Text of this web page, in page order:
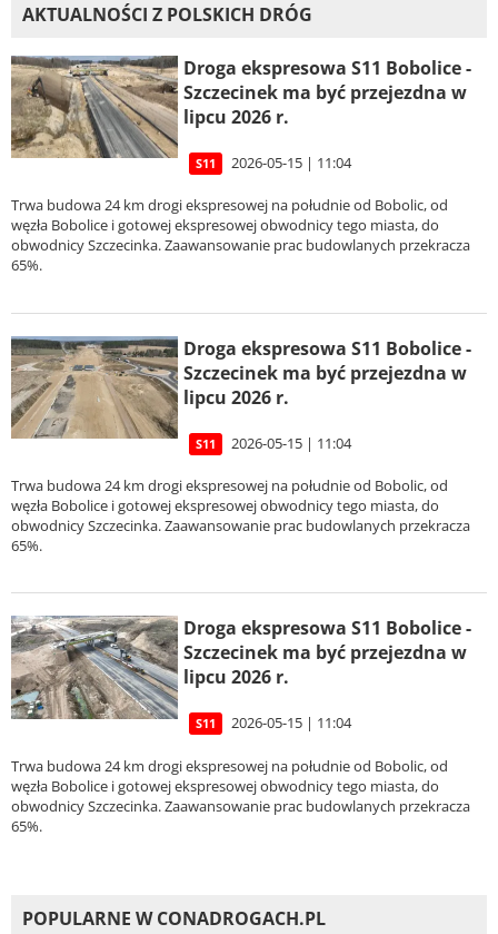
AKTUALNOŚCI Z POLSKICH DRÓG
Droga ekspresowa S11 Bobolice -
Szczecinek ma być przejezdna w
lipcu 2026 r.
S11 2026-05-15 | 11:04
Trwa budowa 24 km drogi ekspresowej na południe od Bobolic, od
węzła Bobolice i gotowej ekspresowej obwodnicy tego miasta, do
obwodnicy Szczecinka. Zaawansowanie prac budowlanych przekracza
65%.
Droga ekspresowa S11 Bobolice -
Szczecinek ma być przejezdna w
lipcu 2026 r.
S11 2026-05-15 | 11:04
Trwa budowa 24 km drogi ekspresowej na południe od Bobolic, od
węzła Bobolice i gotowej ekspresowej obwodnicy tego miasta, do
obwodnicy Szczecinka. Zaawansowanie prac budowlanych przekracza
65%.
Droga ekspresowa S11 Bobolice -
Szczecinek ma być przejezdna w
lipcu 2026 r.
S11 2026-05-15 | 11:04
Trwa budowa 24 km drogi ekspresowej na południe od Bobolic, od
węzła Bobolice i gotowej ekspresowej obwodnicy tego miasta, do
obwodnicy Szczecinka. Zaawansowanie prac budowlanych przekracza
65%.
POPULARNE W CONADROGACH.PL